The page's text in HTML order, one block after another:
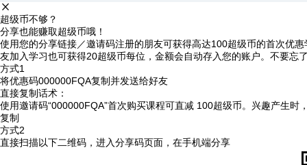
超级币不够？
分享也能赚取超级币哦！
使用您的分享链接／邀请码注册的朋友可获得高达100超级币的首次优
友加入学习也可获得20超级币每位，金额会自动存入您的账户。不要忘
方式1
将优惠码000000FQA复制并发送给好友
直接复制话术：
使用邀请码“000000FQA”首次购买课程可直减 100超级币。兴趣产生时
复制
方式2
直接扫描以下二维码，进入分享码页面，在手机端分享